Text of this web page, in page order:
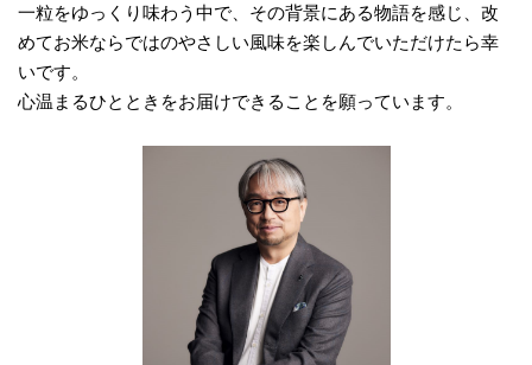
一粒をゆっくり味わう中で、その背景にある物語を感じ、改
めてお米ならではのやさしい風味を楽しんでいただけたら幸
いです。
心温まるひとときをお届けできることを願っています。